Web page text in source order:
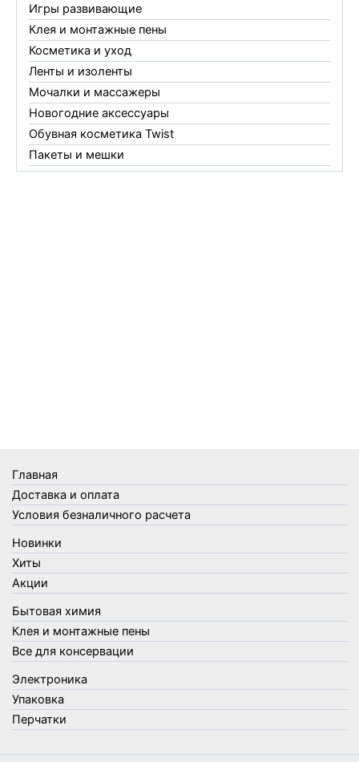
Игры развивающие
Клея и монтажные пены
Косметика и уход
Ленты и изоленты
Мочалки и массажеры
Новогодние аксессуары
Обувная косметика Twist
Пакеты и мешки
Перчатки
Товары для кухни
Товары для сада и огорода
Товары для туризма и отдыха
Упаковка
Утеплители и прочее
Фонари, лампы и удлинители
Хозяйственные товары
Швабры, стекломои, черенки и насадки
Шнуры, веревки и шпагаты
Электроника
Элементы питания
Главная
Доставка и оплата
Условия безналичного расчета
Новинки
Хиты
Акции
Бытовая химия
Клея и монтажные пены
Все для консервации
Электроника
Упаковка
Перчатки